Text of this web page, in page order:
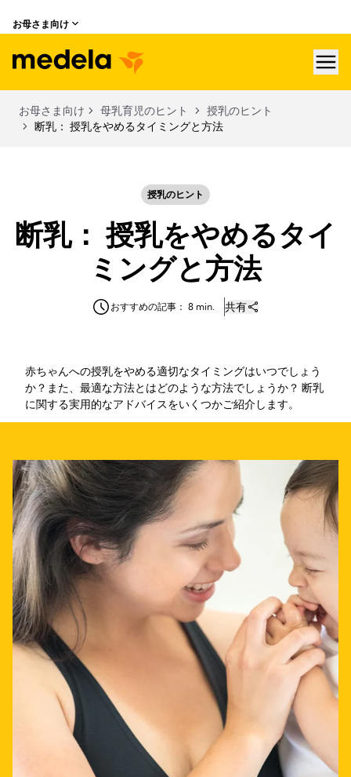
お母さま向け
お母さま向け 母乳育児のヒント
授乳のヒント
断乳： 授乳をやめるタイミングと方法
授乳のヒント
断乳： 授乳をやめるタイ
ミングと方法
おすすめの記事： 8 min. 共有
赤ちゃんへの授乳をやめる適切なタイミングはいつでしょう
か？また、最適な方法とはどのような方法でしょうか？ 断乳
に関する実用的なアドバイスをいくつかご紹介します。